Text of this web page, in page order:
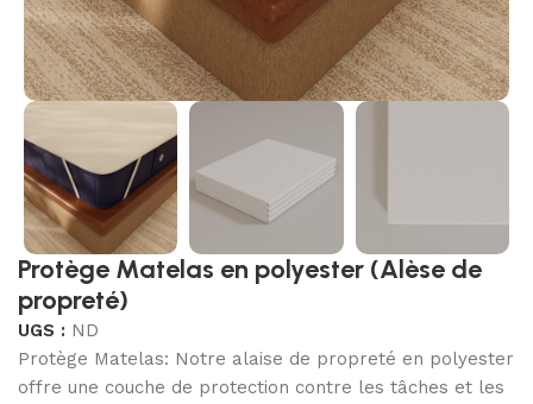
Protège Matelas en polyester (Alèse de
propreté)
UGS : ND
Protège Matelas: Notre alaise de propreté en polyester
offre une couche de protection contre les tâches et les